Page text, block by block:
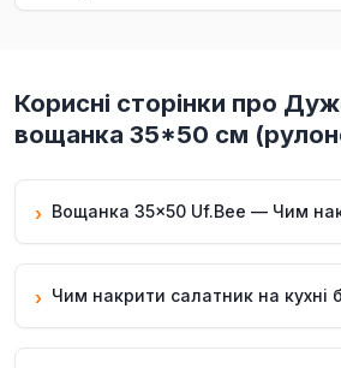
Корисні сторінки про
вощанка 35*50 см
›
›